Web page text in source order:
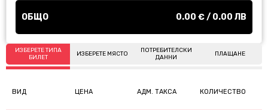
ОБЩО 0.00 € / 0.00 ЛВ
ИЗБЕРЕТЕ ТИПА
БИЛЕТ
ИЗБЕРЕТЕ МЯСТО
ПОТРЕБИТЕЛСКИ
ДАННИ
ПЛАЩАНЕ
ВИД ЦЕНА АДМ. ТАКСА КОЛИЧЕСТВО